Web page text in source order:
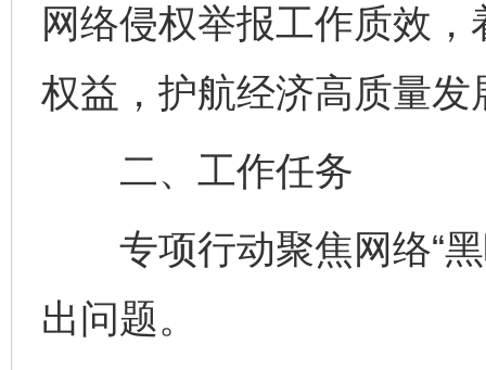
网络侵权举报工作质效
权益，护航经济高质量发
二、工作任务
专项行动聚焦网络“黑
出问题。